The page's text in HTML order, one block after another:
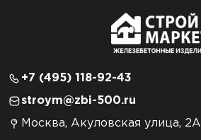
+7 (495) 118-92-43
stroym@zbi-500.ru
Москва, Акуловская улица, 2А